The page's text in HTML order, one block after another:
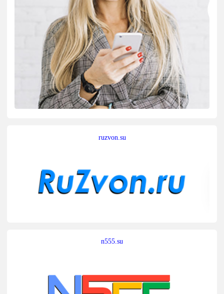
ruzvon.su
n555.su